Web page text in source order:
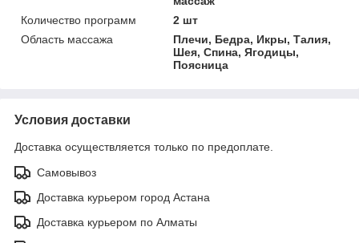
Количество программ
2 шт
Область массажа
Плечи, Бедра, Икры, Талия,
Шея, Спина, Ягодицы,
Поясница
Условия доставки
Доставка осуществляется только по предоплате.
Самовывоз
Доставка курьером город Астана
Доставка курьером по Алматы